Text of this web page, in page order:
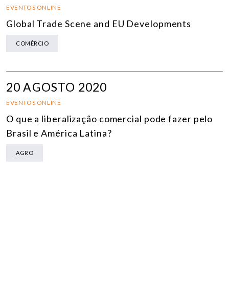
EVENTOS ONLINE
Global Trade Scene and EU Developments
COMÉRCIO
20 AGOSTO 2020
EVENTOS ONLINE
O que a liberalização comercial pode fazer pelo
Brasil e América Latina?
AGRO